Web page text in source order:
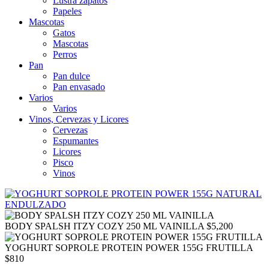
Papeles
Mascotas
Gatos
Mascotas
Perros
Pan
Pan dulce
Pan envasado
Varios
Varios
Vinos, Cervezas y Licores
Cervezas
Espumantes
Licores
Pisco
Vinos
BODY SPALSH ITZY COZY 250 ML VAINILLA $5,200
YOGHURT SOPROLE PROTEIN POWER 155G FRUTILLA
$810